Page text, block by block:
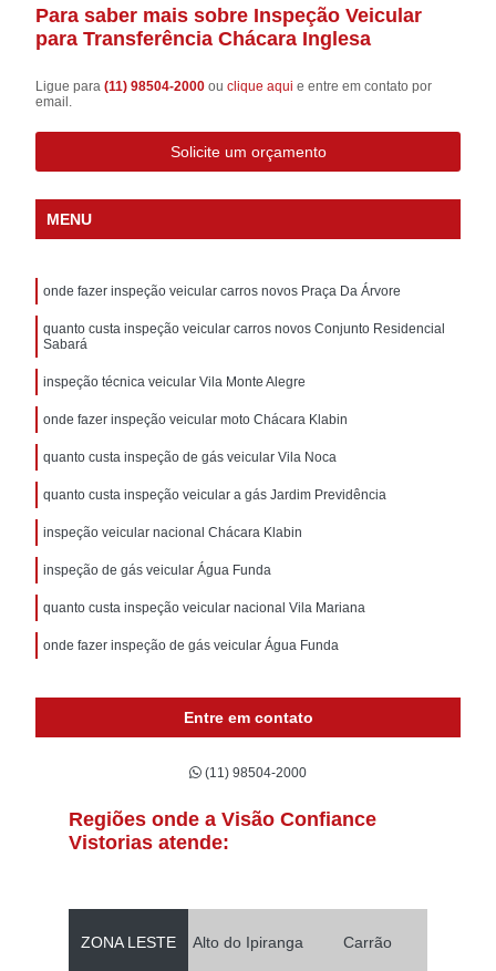
Para saber mais sobre Inspeção Veicular
para Transferência Chácara Inglesa
Ligue para(11) 98504-2000ouclique aqui e entre em contato por
email.
Solicite um orçamento
MENU
onde fazer inspeção veicular carros novos Praça Da Árvore
quanto custa inspeção veicular carros novos Conjunto Residencial
Sabará
inspeção técnica veicular Vila Monte Alegre
onde fazer inspeção veicular moto Chácara Klabin
quanto custa inspeção de gás veicular Vila Noca
quanto custa inspeção veicular a gás Jardim Previdência
inspeção veicular nacional Chácara Klabin
inspeção de gás veicular Água Funda
quanto custa inspeção veicular nacional Vila Mariana
onde fazer inspeção de gás veicular Água Funda
Entre em contato
(11) 98504-2000
Regiões onde a Visão Confiance
Vistorias atende:
ZONA LESTE Alto do Ipiranga Carrão